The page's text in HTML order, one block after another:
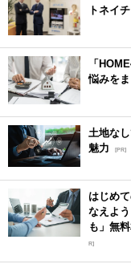
トネイ
「
悩みを
土地な
魅力
[PR]
はじめ
なえよ
も」無
R]